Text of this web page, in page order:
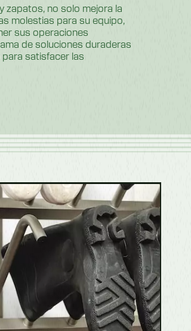
zapatos, no solo mejora la
molestias para su equipo,
sus operaciones
de soluciones duraderas
satisfacer las